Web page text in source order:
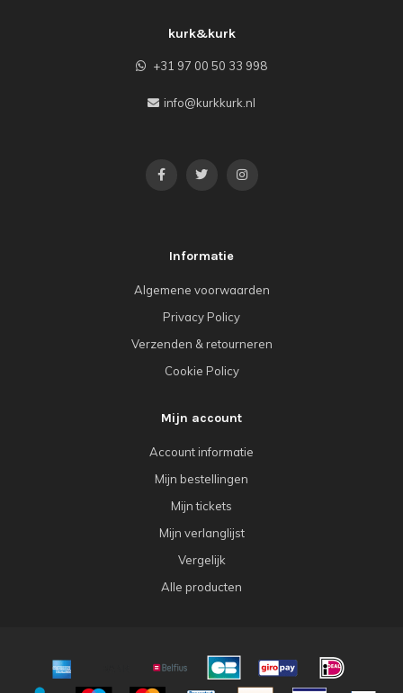
kurk&kurk
+31 97 00 50 33 998
info@kurkkurk.nl
Informatie
Algemene voorwaarden
Privacy Policy
Verzenden & retourneren
Cookie Policy
Mijn account
Account informatie
Mijn bestellingen
Mijn tickets
Mijn verlanglijst
Vergelijk
Alle producten